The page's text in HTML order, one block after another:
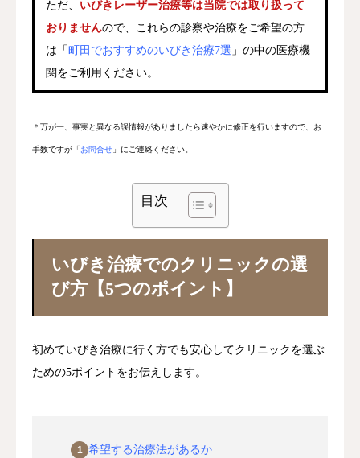
患者の立場で中立的かつ正確な情報提供
読者の”いびき”知識向上と選択のサポー
ト
薬機法 医薬品・医療機器の使用・広告
医療広告ガイドライン 厚生労働省（2018年改正）
学会・団体指針
ただ、 いびきレーザー治療等は当院では取り扱って
おりませんので、これらの診察や治療をご希望の方
は「 町田でおすすめのいびき治療7選 」の中の医療機
関をご利用ください。
＊万が一、事実と異なる誤情報がありましたら速やかに修正を行いますので、お
手数ですが「お問合せ 」にご連絡ください。
目次
いびき治療でのクリニックの選
び方【5つのポイント】
初めていびき治療に行く方でも安心してクリニックを選ぶ
ための5ポイントをお伝えします。
希望する治療法があるか